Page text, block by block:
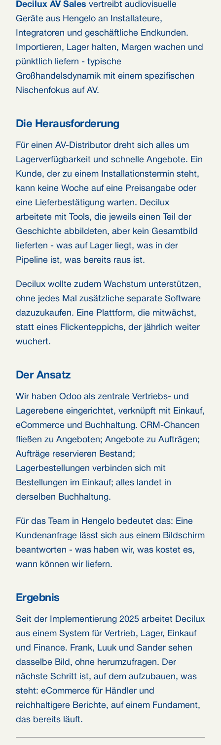
Decilux AV Sales vertreibt audiovisuelle
Geräte aus Hengelo an Installateure,
Integratoren und geschäftliche Endkunden.
Importieren, Lager halten, Margen wachen und
pünktlich liefern - typische
Großhandelsdynamik mit einem spezifischen
Nischenfokus auf AV.
Die Herausforderung
Für einen AV-Distributor dreht sich alles um
Lagerverfügbarkeit und schnelle Angebote. Ein
Kunde, der zu einem Installationstermin steht,
kann keine Woche auf eine Preisangabe oder
eine Lieferbestätigung warten. Decilux
arbeitete mit Tools, die jeweils einen Teil der
Geschichte abbildeten, aber kein Gesamtbild
lieferten - was auf Lager liegt, was in der
Pipeline ist, was bereits raus ist.
Decilux wollte zudem Wachstum unterstützen,
ohne jedes Mal zusätzliche separate Software
dazuzukaufen. Eine Plattform, die mitwächst,
statt eines Flickenteppichs, der jährlich weiter
wuchert.
Der Ansatz
Wir haben Odoo als zentrale Vertriebs- und
Lagerebene eingerichtet, verknüpft mit Einkauf,
eCommerce und Buchhaltung. CRM-Chancen
fließen zu Angeboten; Angebote zu Aufträgen;
Aufträge reservieren Bestand;
Lagerbestellungen verbinden sich mit
Bestellungen im Einkauf; alles landet in
derselben Buchhaltung.
Für das Team in Hengelo bedeutet das: Eine
Kundenanfrage lässt sich aus einem Bildschirm
beantworten - was haben wir, was kostet es,
wann können wir liefern.
Ergebnis
Seit der Implementierung 2025 arbeitet Decilux
aus einem System für Vertrieb, Lager, Einkauf
und Finance. Frank, Luuk und Sander sehen
dasselbe Bild, ohne herumzufragen. Der
nächste Schritt ist, auf dem aufzubauen, was
steht: eCommerce für Händler und
reichhaltigere Berichte, auf einem Fundament,
das bereits läuft.